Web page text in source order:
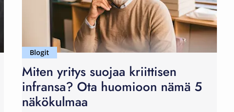
Blogit
Miten yritys suojaa kriittisen
infransa? Ota huomioon nämä 5
näkökulmaa